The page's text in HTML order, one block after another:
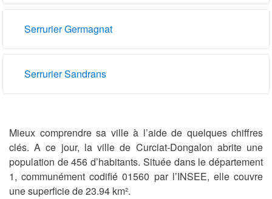
Serrurier Germagnat
Serrurier Sandrans
Mieux comprendre sa ville à l’aide de quelques chiffres
clés. A ce jour, la ville de Curciat-Dongalon abrite une
population de 456 d’habitants. Située dans le département
1, communément codifié 01560 par l’INSEE, elle couvre
une superficie de 23.94 km².